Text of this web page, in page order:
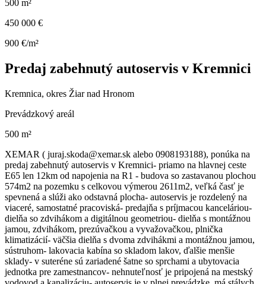
500 m²
450 000 €
900 €/m²
Predaj zabehnutý autoservis v Kremnici
Kremnica, okres Žiar nad Hronom
Prevádzkový areál
500 m²
XEMAR ( juraj.skoda@xemar.sk alebo 0908193188), ponúka na
predaj zabehnutý autoservis v Kremnici- priamo na hlavnej ceste
E65 len 12km od napojenia na R1 - budova so zastavanou plochou
574m2 na pozemku s celkovou výmerou 2611m2, veľká časť je
spevnená a slúži ako odstavná plocha- autoservis je rozdelený na
viaceré, samostatné pracoviská- predajňa s príjmacou kanceláriou-
dielňa so zdvihákom a digitálnou geometriou- dielňa s montážnou
jamou, zdvihákom, prezúvačkou a vyvažovačkou, plnička
klimatizácií- väčšia dielňa s dvoma zdvihákmi a montážnou jamou,
sústruhom- lakovacia kabína so skladom lakov, ďalšie menšie
sklady- v suteréne sú zariadené šatne so sprchami a ubytovacia
jednotka pre zamestnancov- nehnuteľnosť je pripojená na mestský